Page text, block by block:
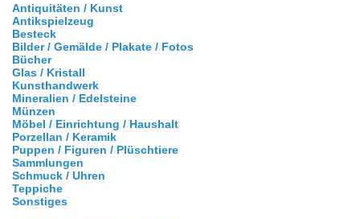
Antiquitäten / Kunst
Antikspielzeug
Besteck
Bilder / Gemälde / Plakate / Fotos
Bücher
Glas / Kristall
Kunsthandwerk
Mineralien / Edelsteine
Münzen
Möbel / Einrichtung / Haushalt
Porzellan / Keramik
Puppen / Figuren / Plüschtiere
Sammlungen
Schmuck / Uhren
Teppiche
Sonstiges